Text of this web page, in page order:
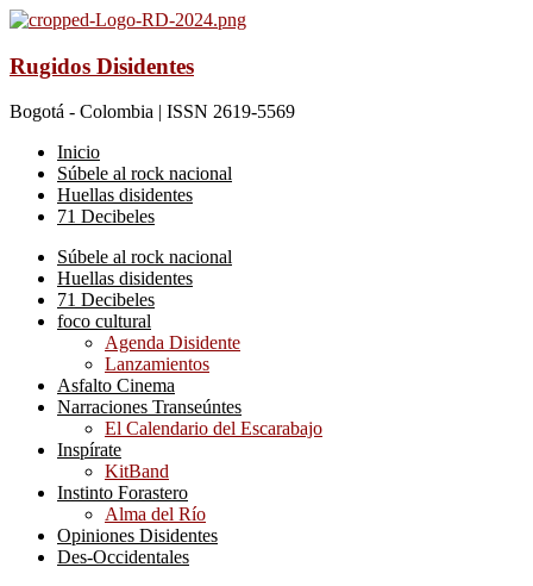
Rugidos Disidentes
Bogotá - Colombia | ISSN 2619-5569
Inicio
Súbele al rock nacional
Huellas disidentes
71 Decibeles
Súbele al rock nacional
Huellas disidentes
71 Decibeles
foco cultural
Agenda Disidente
Lanzamientos
Asfalto Cinema
Narraciones Transeúntes
El Calendario del Escarabajo
Inspírate
KitBand
Instinto Forastero
Alma del Río
Opiniones Disidentes
Des-Occidentales